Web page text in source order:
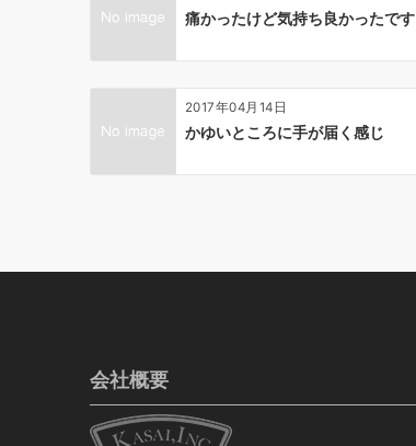
痛かったけど気持ち良かったです
2017年04月14日
かゆいところに手が届く感じ
会社概要